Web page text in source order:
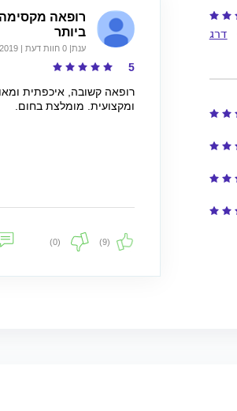
דרג
רופאה
ביותר
ענת| 0 חוות דעת | 20/2/2019
5
רופאה קשובה, איכפתית
ומקצועית. מומלצת בחום.
(9)
(0)